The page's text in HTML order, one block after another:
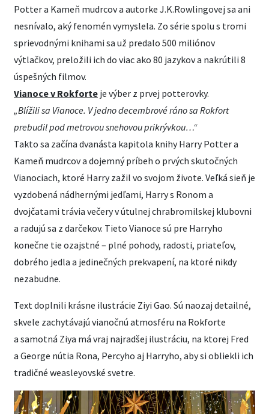
Potter a Kameň mudrcov a autorke J.K.Rowlingovej sa ani
nesnívalo, aký fenomén vymyslela. Zo série spolu s tromi
sprievodnými knihami sa už predalo 500 miliónov
výtlačkov, preložili ich do viac ako 80 jazykov a nakrútili 8
úspešných filmov.
Vianoce v Rokforte je výber z prvej potterovky.
„Blížili sa Vianoce. V jedno decembrové ráno sa Rokfort
prebudil pod metrovou snehovou prikrývkou…“
Takto sa začína dvanásta kapitola knihy Harry Potter a
Kameň mudrcov a dojemný príbeh o prvých skutočných
Vianociach, ktoré Harry zažil vo svojom živote. Veľká sieň je
vyzdobená nádhernými jedľami, Harry s Ronom a
dvojčatami trávia večery v útulnej chrabromilskej klubovni
a radujú sa z darčekov. Tieto Vianoce sú pre Harryho
konečne tie ozajstné – plné pohody, radosti, priateľov,
dobrého jedla a jedinečných prekvapení, na ktoré nikdy
nezabudne.
Text doplnili krásne ilustrácie Ziyi Gao. Sú naozaj detailné,
skvele zachytávajú vianočnú atmosféru na Rokforte
a samotná Ziya má vraj najradšej ilustráciu, na ktorej Fred
a George nútia Rona, Percyho aj Harryho, aby si obliekli ich
tradičné weasleyovské svetre.